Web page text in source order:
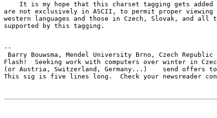
It is my hope that this charset tagging gets added
are not exclusively in ASCII, to permit proper viewing
western languages and those in Czech, Slovak, and all
supported by this tagging.
--
Barry Bouwsma, Mendel University Brno, Czech
Flash!  Seeking work with computers over winter in
(or Austria, Switzerland, Germany...)    send offers